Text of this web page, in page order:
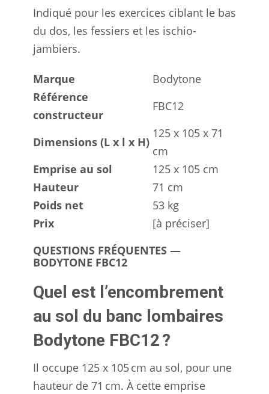
Indiqué pour les exercices ciblant le bas
du dos, les fessiers et les ischio-
jambiers.
Marque
Bodytone
Référence
constructeur
FBC12
Dimensions (L x l x H)
125 x 105 x 71
cm
Emprise au sol
125 x 105 cm
Hauteur
71 cm
Poids net
53 kg
Prix
[à préciser]
QUESTIONS FRÉQUENTES —
BODYTONE FBC12
Quel est l’encombrement
au sol du banc lombaires
Bodytone FBC12 ?
Il occupe 125 x 105 cm au sol, pour une
hauteur de 71 cm. À cette emprise